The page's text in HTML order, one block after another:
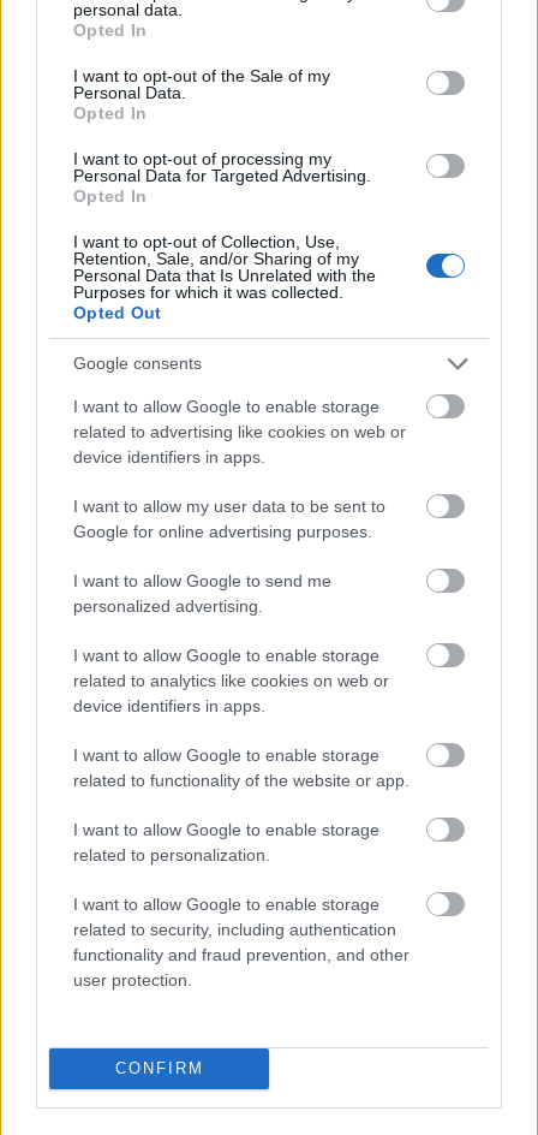
grant or deny consent to Google and its third-party tags to
use your data for below specified purposes in below Google
consent section.
personal data.
Opted In
I want to opt-out of the Sale of my
Personal Data.
Opted In
I want to opt-out of processing my
Personal Data for Targeted Advertising.
Opted In
I want to opt-out of Collection, Use,
Retention, Sale, and/or Sharing of my
Personal Data that Is Unrelated with the
Purposes for which it was collected.
Opted Out
Google consents
I want to allow Google to enable storage
related to advertising like cookies on web or
device identifiers in apps.
I want to allow my user data to be sent to
Google for online advertising purposes.
I want to allow Google to send me
personalized advertising.
I want to allow Google to enable storage
related to analytics like cookies on web or
device identifiers in apps.
I want to allow Google to enable storage
related to functionality of the website or app.
I want to allow Google to enable storage
related to personalization.
I want to allow Google to enable storage
related to security, including authentication
functionality and fraud prevention, and other
user protection.
CONFIRM
Vízibusszal Velencében
Balogh Zsolt•2016. március 22.
Velencét felfedezhetjük gyalogosan, a kis
utcácskákon keresztülbolyongva, vagy bérelhetünk
gondolát, hogy egy romantikus hajóút keretében
fedezzük fel a lagúnák városát. Velencei utcakép Ha
azonban sétálni nem szeretnénk, a gondolát pedig
nem éreznénk biztonságosnak, még mindig van
Sétahajóval a Földközi-tengeren